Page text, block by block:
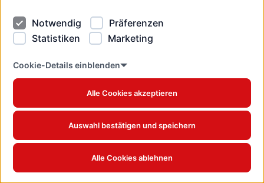
Notwendig
Präferenzen
Statistiken
Marketing
Cookie-Details einblenden
Alle Cookies akzeptieren
Auswahl bestätigen und speichern
Alle Cookies ablehnen
Aufenthaltserlaubnis zur
Beschäftigung als Fachkraft
mit akademischer
Ausbildung beantragen
Aufenthaltserlaubnis zur
betrieblichen Aus- und
Weiterbildung verlängern
Online-Dienst
Aufenthaltserlaubnis zur